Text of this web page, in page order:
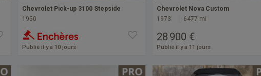
Chevrolet Pick-up 3100 Stepside
1950
Publié il y a 10 jours
Chevrolet Nova Custom
1973
6477 mi
28 900 €
Publié il y a 11 jours